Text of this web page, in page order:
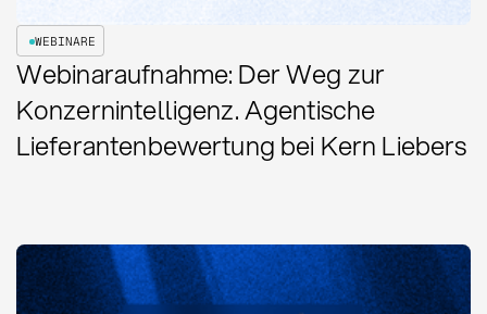
WEBINARE
Webinaraufnahme: Der Weg zur
Konzernintelligenz. Agentische
Lieferantenbewertung bei Kern Liebers